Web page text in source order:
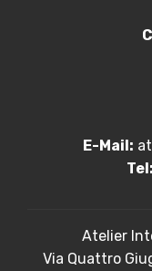
E-Mail:
Tel:
Atelier
Via Quattro